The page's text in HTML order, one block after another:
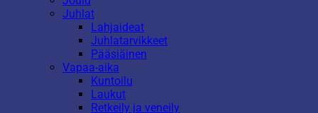
Juhlat
Lahjaideat
Juhlatarvikkeet
Pääsiäinen
Vapaa-aika
Kuntoilu
Laukut
Retkeily ja veneily